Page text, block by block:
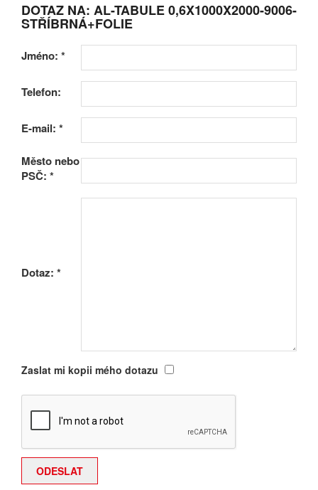
DOTAZ NA: AL-TABULE 0,6X1000X2000-9006-
STŘÍBRNÁ+FOLIE
Jméno: *
Telefon:
E-mail: *
Město nebo
PSČ: *
Dotaz: *
Zaslat mi kopii mého dotazu